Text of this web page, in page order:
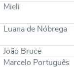
Mieli
Luana de Nóbrega
João Bruce
Marcelo Português